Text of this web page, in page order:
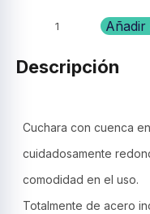
Cuchara
mesa,
acero
Tramontina
Descripción
Cuchara con cuenca
cuidadosamente
comodidad en el uso.
Totalmente de acero